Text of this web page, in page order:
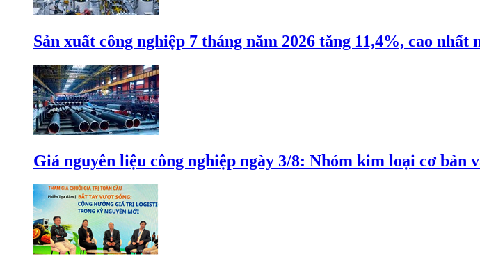
Sản xuất công nghiệp 7 tháng năm 2026 tăng 11,4%, cao nhất
Giá nguyên liệu công nghiệp ngày 3/8: Nhóm kim loại cơ bản